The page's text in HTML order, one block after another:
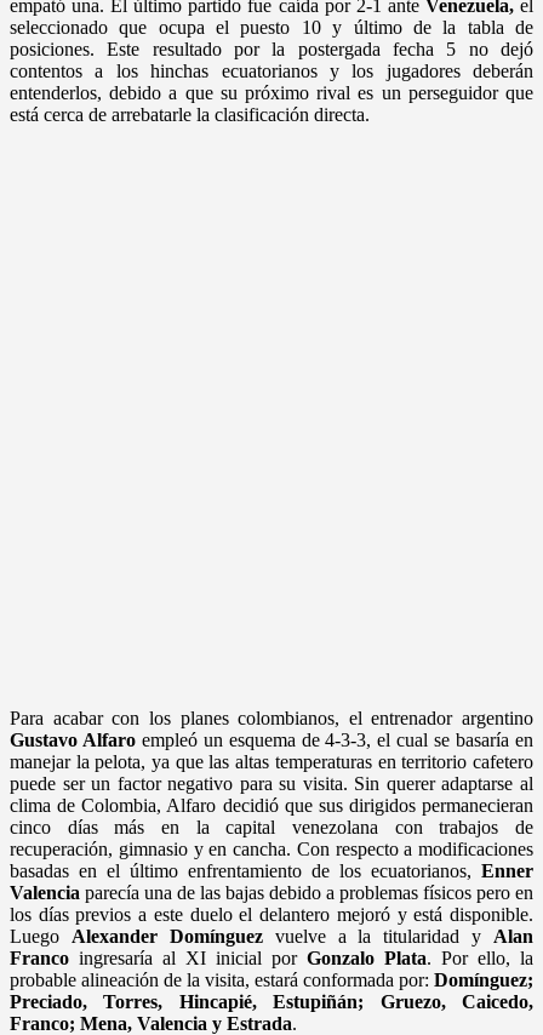
empató una. El último partido fue caída por 2-1 ante Venezuela,el
seleccionado que ocupa el puesto 10 y último de la tabla de
posiciones. Este resultado por la postergada fecha 5 no dejó
contentos a los hinchas ecuatorianos y los jugadores deberán
entenderlos, debido a que su próximo rival es un perseguidor que
está cerca de arrebatarle la clasificación directa.
Para acabar con los planes colombianos, el entrenador argentino
Gustavo Alfaroempleó un esquema de 4-3-3, el cual se basaría en
manejar la pelota, ya que las altas temperaturas en territorio cafetero
puede ser un factor negativo para su visita. Sin querer adaptarse al
clima de Colombia, Alfaro decidió que sus dirigidos permanecieran
cinco días más en la capital venezolana con trabajos de
recuperación, gimnasio y en cancha. Con respecto a modificaciones
basadas en el último enfrentamiento de los ecuatorianos, Enner
Valencia parecía una de las bajas debido a problemas físicos pero en
los días previos a este duelo el delantero mejoró y está disponible.
Luego Alexander Domínguezvuelve a la titularidad y Alan
Franco ingresaría al XI inicial por Gonzalo Plata. Por ello, la
probable alineación de la visita, estará conformada por: Domínguez;
Preciado, Torres, Hincapié, Estupiñán; Gruezo, Caicedo,
Franco; Mena, Valencia y Estrada.